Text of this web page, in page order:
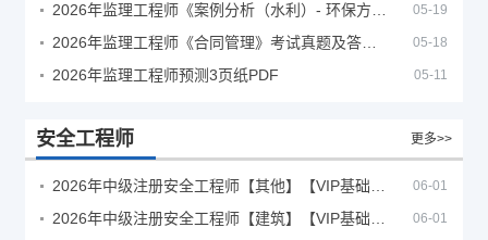
05-19
05-18
2026年监理工程师预测3页纸PDF 05-11
安全工程师 更多>>
06-01
06-01